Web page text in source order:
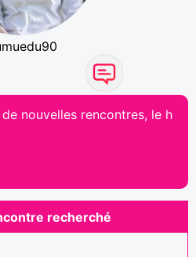
nouvelles rencontres, le h
recherché